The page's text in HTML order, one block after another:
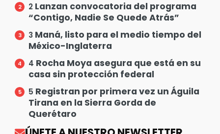
2 Lanzan convocatoria del programa
“Contigo, Nadie Se Quede Atrás”
3 Maná, listo para el medio tiempo del
México-Inglaterra
4 Rocha Moya asegura que está en su
casa sin protección federal
5 Registran por primera vez un Águila
Tirana en la Sierra Gorda de
Querétaro